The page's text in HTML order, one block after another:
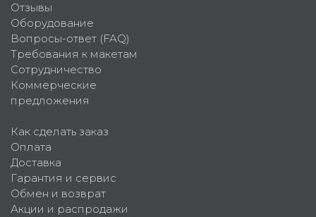
Отзывы
Оборудование
Вопросы-ответ (FAQ)
Требования к макетам
Сотрудничество
Коммерческие
предложения
Как сделать заказ
Оплата
Доставка
Гарантия и сервис
Обмен и возврат
Акции и распродажи